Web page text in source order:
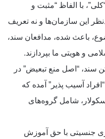
با الفاظ “مثبت و
این سازمان‌ها و نه تعریف
باعث شده، مدافعان سند،
و هویتی ما بپردازند.
مثال، در پاراگراف ۵ متن سند، “اصل منع تبعیض” در
آسیب پذیر” آمده که
شامل گروه‌های
موضوع “برابری جنسیتی با حق آموزش